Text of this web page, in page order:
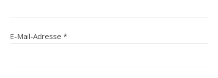
E-Mail-Adresse *